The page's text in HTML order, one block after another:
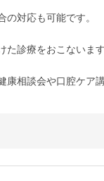
対応も可能です。
診療をおこないます
相談会や口腔ケア